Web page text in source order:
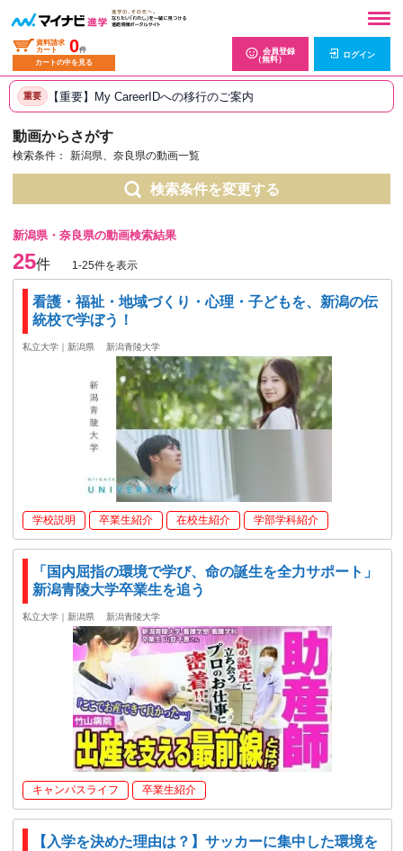
資料請求
カート
0件
カートの中を見る
会員登録
（無料）
ログイン
重要 【重要】My CareerIDへの移行のご案内
動画からさがす
検索条件： 新潟県、奈良県の動画一覧
検索条件を変更する
新潟県・奈良県の動画検索結果
25件 1-25件を表示
看護・福祉・地域づくり・心理・子どもを、新潟の伝
統校で学ぼう！
私立大学｜新潟県 新潟青陵大学
学校説明 卒業生紹介 在校生紹介 学部学科紹介
「国内屈指の環境で学び、命の誕生を全力サポート」
新潟青陵大学卒業生を追う
私立大学｜新潟県 新潟青陵大学
キャンパスライフ 卒業生紹介
【入学を決めた理由は？】サッカーに集中した環境を